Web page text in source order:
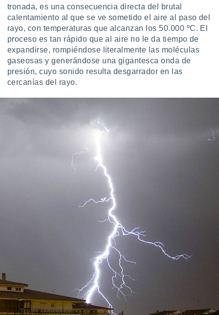
tronada, es una consecuencia directa del brutal
calentamiento al que se ve sometido el aire al paso del
rayo, con temperaturas que alcanzan los 50.000 ºC. El
proceso es tan rápido que al aire no le da tiempo de
expandirse, rompiéndose literalmente las moléculas
gaseosas y generándose una gigantesca onda de
presión, cuyo sonido resulta desgarrador en las
cercanías del rayo.